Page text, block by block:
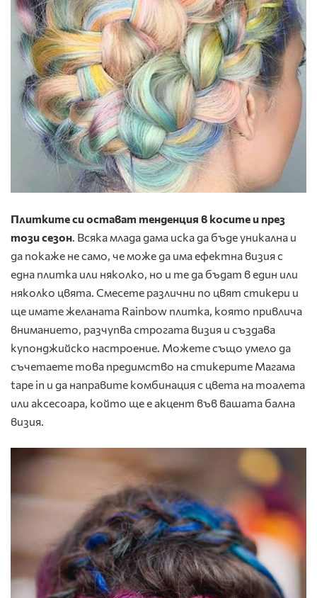
Плитките си остават тенденция в косите и през
този сезон. Всяка млада дама иска да бъде уникална и
да покаже не само, че може да има ефектна визия с
една плитка или няколко, но и те да бъдат в един или
няколко цвята. Смесете различни по цвят стикери и
ще имате желаната Rainbow плитка, която привлича
вниманието, разчупва строгата визия и създава
купонджийско настроение. Можете също умело да
съчетаете това предимство на стикерите Магама
tape in и да направите комбинация с цвета на тоалета
или аксесоара, който ще е акцент във вашата бална
визия.